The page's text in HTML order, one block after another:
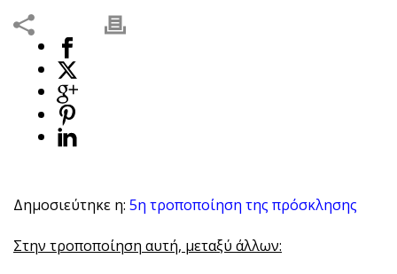
Δημοσιεύτηκε η: 5η τροποποίηση της πρόσκλησης
Στην τροποποίηση αυτή, μεταξύ άλλων: